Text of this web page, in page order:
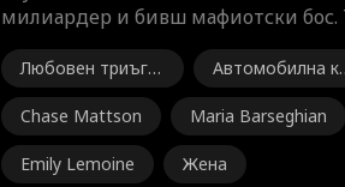
милиардер и бивш мафиотски бос.
Любовен триъгъ
лник
Автомобилна ка
тастрофа
Chase Mattson Maria Barseghian
Emily Lemoine Жена